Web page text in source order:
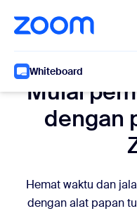
ke konten utama
percakapan bantuan
Whiteboard
Mulai
dengan
Hemat waktu dan
dengan alat papan